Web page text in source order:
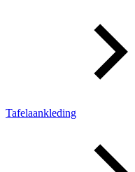
Tafelaankleding